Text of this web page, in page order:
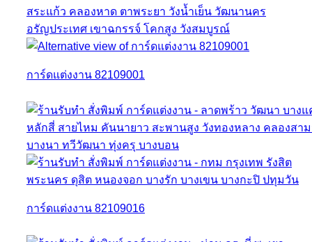
การ์ดแต่งงาน 82109001
การ์ดแต่งงาน 82109016